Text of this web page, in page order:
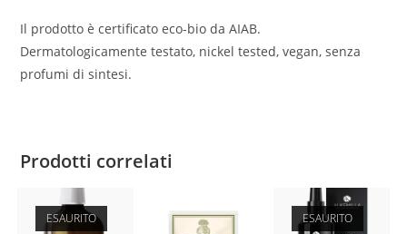
Il prodotto è certificato eco-bio da AIAB.
Dermatologicamente testato, nickel tested, vegan, senza
profumi di sintesi.
Prodotti correlati
ESAURITO ESAURITO